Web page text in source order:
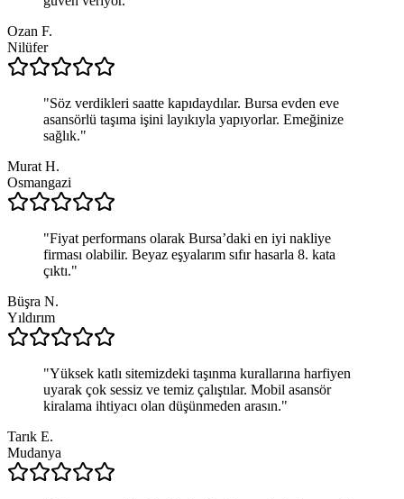
Ozan F.
Nilüfer
"Söz verdikleri saatte kapıdaydılar. Bursa evden eve
asansörlü taşıma işini layıkıyla yapıyorlar. Emeğinize
sağlık."
Murat H.
Osmangazi
"Fiyat performans olarak Bursa’daki en iyi nakliye
firması olabilir. Beyaz eşyalarım sıfır hasarla 8. kata
çıktı."
Büşra N.
Yıldırım
"Yüksek katlı sitemizdeki taşınma kurallarına harfiyen
uyarak çok sessiz ve temiz çalıştılar. Mobil asansör
kiralama ihtiyacı olan düşünmeden arasın."
Tarık E.
Mudanya